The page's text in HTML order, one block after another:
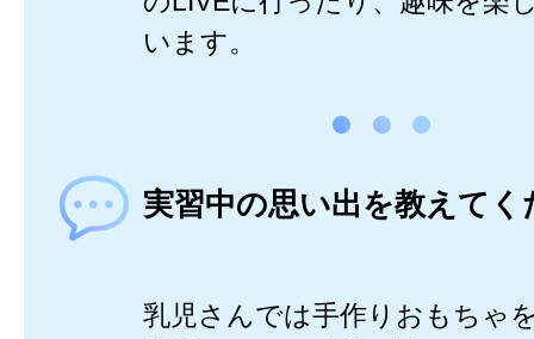
います。
実習中の思い出を教えてく
乳児さんでは手作りおもちゃ